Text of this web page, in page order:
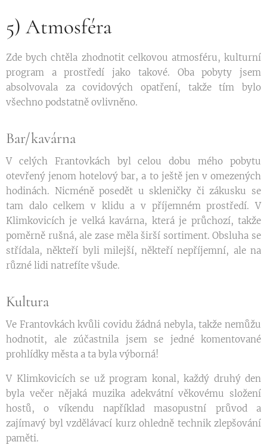
5) Atmosféra
Zde bych chtěla zhodnotit celkovou atmosféru, kulturní
program a prostředí jako takové. Oba pobyty jsem
absolvovala za covidových opatření, takže tím bylo
všechno podstatně ovlivněno.
Bar/kavárna
V celých Frantovkách byl celou dobu mého pobytu
otevřený jenom hotelový bar, a to ještě jen v omezených
hodinách. Nicméně posedět u skleničky či zákusku se
tam dalo celkem v klidu a v příjemném prostředí. V
Klimkovicích je velká kavárna, která je průchozí, takže
poměrně rušná, ale zase měla širší sortiment. Obsluha se
střídala, někteří byli milejší, někteří nepříjemní, ale na
různé lidi natrefíte všude.
Kultura
Ve Frantovkách kvůli covidu žádná nebyla, takže nemůžu
hodnotit, ale zúčastnila jsem se jedné komentované
prohlídky města a ta byla výborná!
V Klimkovicích se už program konal, každý druhý den
byla večer nějaká muzika adekvátní věkovému složení
hostů, o víkendu například masopustní průvod a
zajímavý byl vzdělávací kurz ohledně technik zlepšování
paměti.